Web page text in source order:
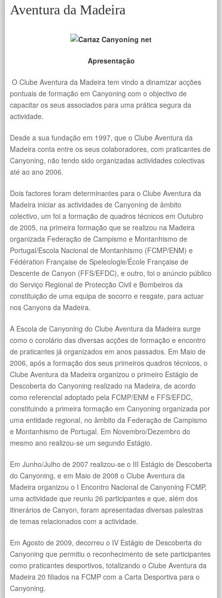
Aventura da Madeira
Apresentação
O Clube Aventura da Madeira tem vindo a dinamizar acções
pontuais de formação em Canyoning com o objectivo de
capacitar os seus associados para uma prática segura da
actividade.
Desde a sua fundação em 1997, que o Clube Aventura da
Madeira conta entre os seus colaboradores, com praticantes de
Canyoning, não tendo sido organizadas actividades colectivas
até ao ano 2006.
Dois factores foram determinantes para o Clube Aventura da
Madeira iniciar as actividades de Canyoning de âmbito
colectivo, um foi a formação de quadros técnicos em Outubro
de 2005, na primeira formação que se realizou na Madeira
organizada Federação de Campismo e Montanhismo de
Portugal/Escola Nacional de Montanhismo (FCMP/ENM) e
Fédération Française de Speleologie/École Française de
Descente de Canyon (FFS/EFDC), e outro, foi o anúncio público
do Serviço Regional de Protecção Civil e Bombeiros da
constituição de uma equipa de socorro e resgate, para actuar
nos Canyons da Madeira.
A Escola de Canyoning do Clube Aventura da Madeira surge
como o corolário das diversas acções de formação e encontro
de praticantes já organizados em anos passados. Em Maio de
2006, após a formação dos seus primeiros quadros técnicos, o
Clube Aventura da Madeira organizou o primeiro Estágio de
Descoberta do Canyoning realizado na Madeira, de acordo
como referencial adoptado pela FCMP/ENM e FFS/EFDC,
constituindo a primeira formação em Canyoning organizada por
uma entidade regional, no âmbito da Federação de Campismo
e Montanhismo de Portugal. Em Novembro/Dezembro do
mesmo ano realizou-se um segundo Estágio.
Em Junho/Julho de 2007 realizou-se o III Estágio de Descoberta
do Canyoning, e em Maio de 2008 o Clube Aventura da
Madeira organizou o I Encontro Nacional de Canyoning FCMP,
uma actividade que reuniu 26 participantes e que, além dos
itinerários de Canyon, foram apresentadas diversas palestras
de temas relacionados com a actividade.
Em Agosto de 2009, decorreu o IV Estágio de Descoberta do
Canyoning que permitiu o reconhecimento de sete participantes
como praticantes desportivos, totalizando o Clube Aventura da
Madeira 20 filiados na FCMP com a Carta Desportiva para o
Canyoning.